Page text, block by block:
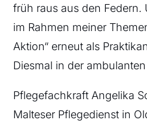
früh raus aus den Federn.
im Rahmen meiner
Aktion“ erneut als
Diesmal in der
Pflegefachkraft Angelika
Malteser Pflegedienst in